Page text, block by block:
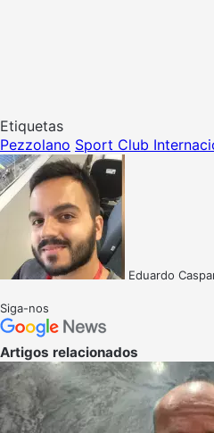
Etiquetas
Pezzolano Sport Club
Eduardo
Siga-nos
Artigos relacionados